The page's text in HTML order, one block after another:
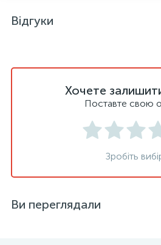
Відгуки
Хочете
Поставте свою
Зробіть
Ви переглядали